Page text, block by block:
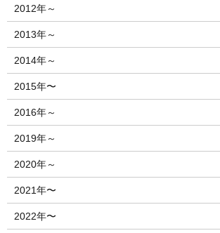
2012年～
2013年～
2014年～
2015年〜
2016年～
2019年～
2020年～
2021年〜
2022年〜